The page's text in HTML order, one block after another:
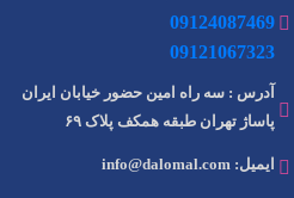
09124087469
09121067323
آدرس : سه راه امین حضور خیابان ایران
پاساژ تهران طبقه همکف پلاک ۶۹
ایمیل: info@dalomal.com